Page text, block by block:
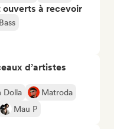
à recevoir
d’artistes
Dolla
Matroda
Mau P